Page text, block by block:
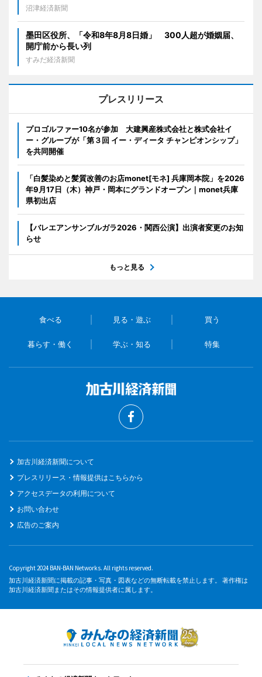
沼津経済新聞
墨田区役所、「令和8年8月8日婚」 300人超が婚姻届、
開庁前から長い列
すみだ経済新聞
プレスリリース
プロゴルファー10名が参加 大建興産株式会社と株式会社イ
ー・グルーブが「第３回 イー・ディータ チャンピオンシップ」
を共同開催
「白髪染めと髪質改善のお店monet[モネ] 兵庫岡本院」を2026
年9月17日（木）神戸・岡本にグランドオープン｜monet兵庫
県初出店
【バレエアンサンブルガラ2026・関西公演】出演者変更のお知
らせ
もっと見る
食べる 見る・遊ぶ 買う
暮らす・働く 学ぶ・知る 特集
加古川経済新聞について
プレスリリース・情報提供はこちらから
アクセスデータの利用について
お問い合わせ
広告のご案内
Copyright 2024 BAN-BAN Networks. All rights reserved.
加古川経済新聞に掲載の記事・写真・図表などの無断転載を禁止します。 著作権は
加古川経済新聞またはその情報提供者に属します。